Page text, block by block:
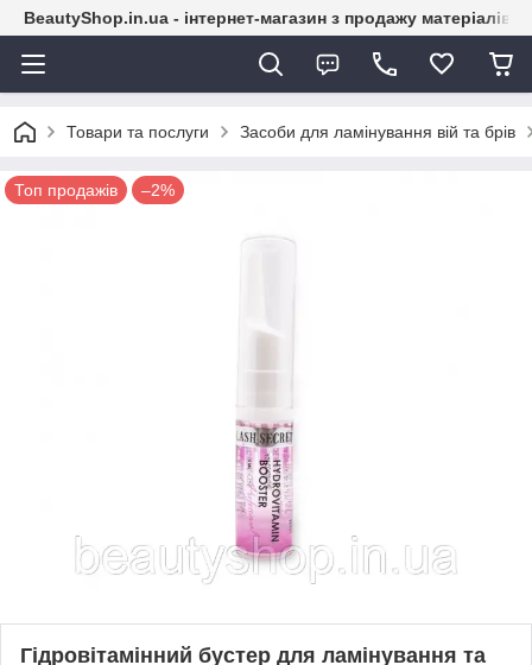
BeautyShop.in.ua - інтернет-магазин з продажу матеріалів
Товари та послуги Засоби для ламінування вій та брів
Топ продажів –2%
Гідровітамінний бустер для ламінування та